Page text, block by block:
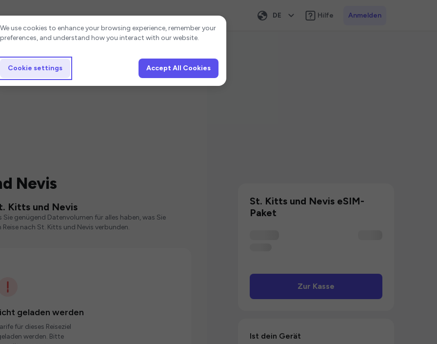
DE Hilfe Anmelden
Nevis
Kitts und Nevis
genügend Datenvolumen für alles haben, was Sie
nach St. Kitts und Nevis verbunden.
geladen werden
für dieses Reiseziel
werden. Bitte
St. Kitts und Nevis eSIM-
Paket
Zur Kasse
Ist dein Gerät
Cookie settings
We use cookies to enhance your browsing experience, remember your
preferences, and understand how you interact with our website.
Cookie settings Accept All Cookies